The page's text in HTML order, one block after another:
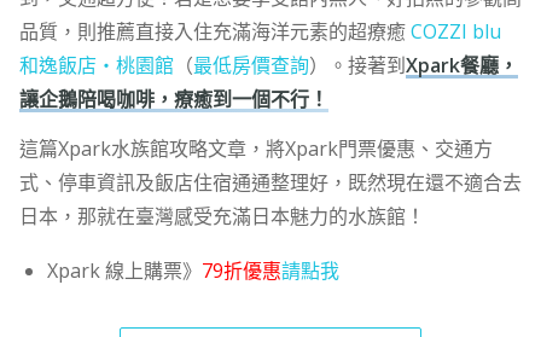
品質，則推薦直接入住充滿海洋元素的超療癒COZZI blu
和逸飯店‧桃園館（最低房價查詢）。接著到Xpark餐廳，
讓企鵝陪喝咖啡，療癒到一個不行！
這篇Xpark水族館攻略文章，將Xpark門票優惠、交通方
式、停車資訊及飯店住宿通通整理好，既然現在還不適合去
日本，那就在臺灣感受充滿日本魅力的水族館！
Xpark 線上購票》 79折優惠請點我